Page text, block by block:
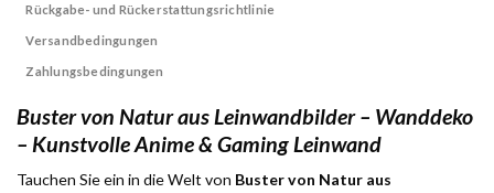
Rückgabe- und Rückerstattungsrichtlinie
Versandbedingungen
Zahlungsbedingungen
Buster von Natur aus Leinwandbilder – Wanddeko
– Kunstvolle Anime & Gaming Leinwand
Tauchen Sie ein in die Welt von Buster von Natur aus